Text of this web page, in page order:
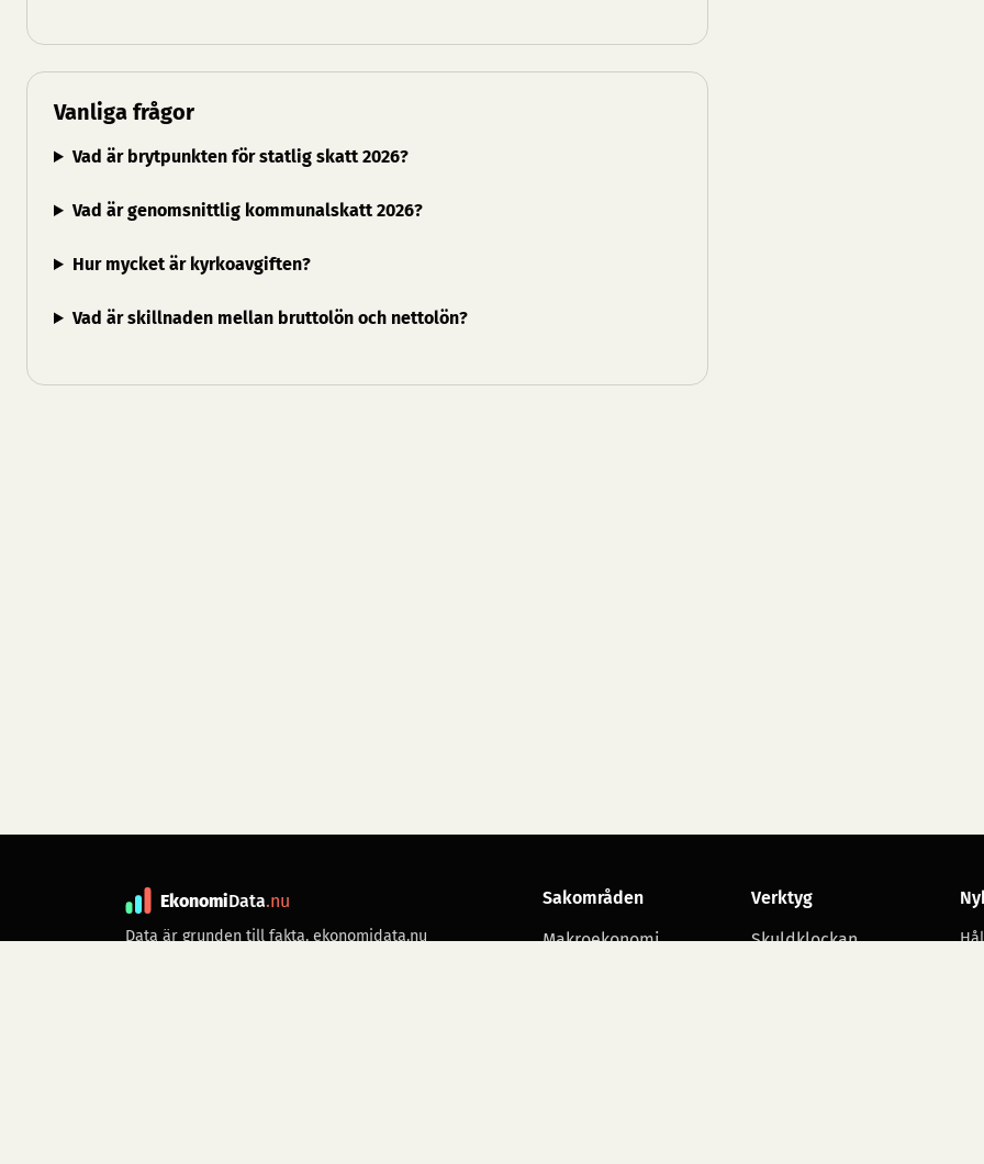
Vanliga frågor
Vad är brytpunkten för statlig skatt 2026?
Vad är genomsnittlig kommunalskatt 2026?
Hur mycket är kyrkoavgiften?
Vad är skillnaden mellan bruttolön och nettolön?
EkonomiData.nu
Data är grunden till fakta. ekonomidata.nu
Sakområden
Makroekonomi
Verktyg
Skuldklockan